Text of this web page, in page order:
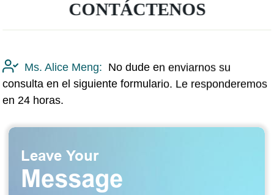
CONTÁCTENOS
Ms. Alice Meng: No dude en enviarnos su
consulta en el siguiente formulario. Le responderemos
en 24 horas.